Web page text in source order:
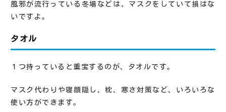
風邪が流行っている冬場などは、マスクをしていて損はな
いですよ。
タオル
１つ持っていると重宝するのが、タオルです。
マスク代わりや寝顔隠し、枕、寒さ対策など、いろいろな
使い方ができます。